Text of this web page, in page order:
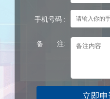
手机号码 :
备 注: